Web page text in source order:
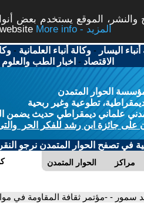
الموقع يستخدم بعض
More info - المزيد
اليسار -وكالة أنباء العلمانية -
الاقتصاد - اخبار الطب والعلوم
الحوار المتمدن
تطوعية وغير ربحية
علماني ديمقراطي حديث يضمن
على جائزة ابن رشد للفكر الحر
في تصفح الحوار المتمدن نرجو
الحوار المتمدن مراكز
سمور - -مؤتمر ثقافة المقاومة في